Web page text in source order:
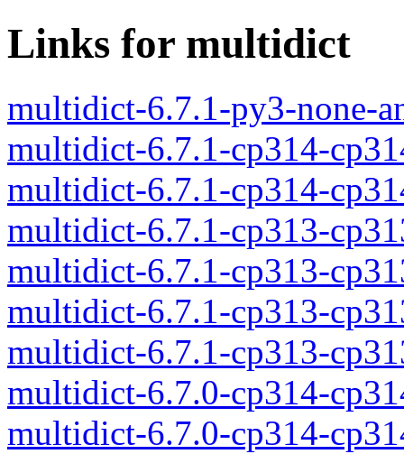
Links for multidict
multidict-6.7.1-py3-none-
multidict-6.7.1-cp314-
multidict-6.7.1-cp314-
multidict-6.7.1-cp313-
multidict-6.7.1-cp313-
multidict-6.7.1-cp313-
multidict-6.7.1-cp313-
multidict-6.7.0-cp314-
multidict-6.7.0-cp314-